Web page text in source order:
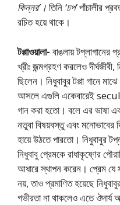
কিন্নর’। তিনি ‘ঢপ’পাঁচালীর
রচিত হয়ে থাকে।
টপ্পাওয়ালা- বাঙলায় টপ্লাগানের
খ্রীঃ জন্মগ্রহণ করলেও দীর্ঘজীবী,
ছিলেন। নিধুবাবুর টপ্পা গানে
আসলে এগুলি একেবারেই
গান করা হতাে। বলে এর ভাষা
নতুবা বিষয়বস্তু এবং মনােভাবের
হায়ে উঠতে পারতাে। নিধুবাবুর
নিধুবাবু প্রেমকে রাধাকৃষ্ণের
আধারে স্থাপন করেন। প্রেম
নয়, তাও প্রমাণিত হয়েছে
গভীরতা না থাকলেও এতে ঔদার্য